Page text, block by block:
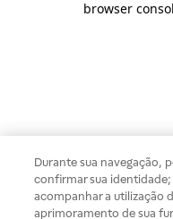
browser
Durante sua navegação,
confirmar sua identidade;
acompanhar a utilização
aprimoramento de sua